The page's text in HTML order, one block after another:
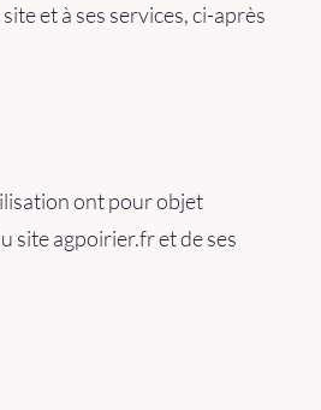
et à ses services, ci-après
ont pour objet
site agpoirier.fr et de ses